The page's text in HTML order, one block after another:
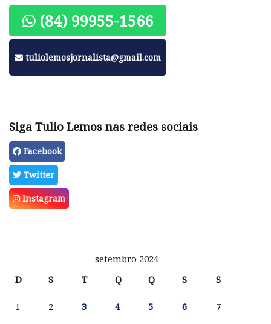
(84) 99955-1566
tuliolemosjornalista@gmail.com
Siga Tulio Lemos nas redes sociais
Facebook
Twitter
Instagram
setembro 2024
D
S T Q Q S S
1 2 3 4 5 6 7